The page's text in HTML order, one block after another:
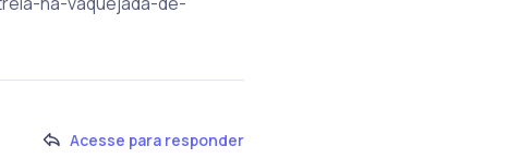
Acesse para responder